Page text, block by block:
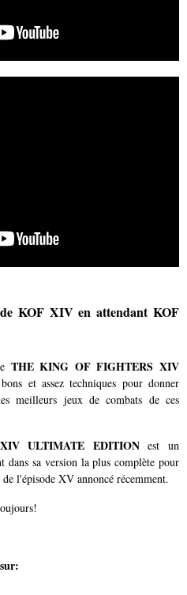
KOF XIV en attendant KOF
THE KING OF FIGHTERS XIV
et assez techniques pour donner
meilleurs jeux de combats de ces
ULTIMATE EDITIONest un
dans sa version la plus complète pour
l'épisode XV annoncé récemment.